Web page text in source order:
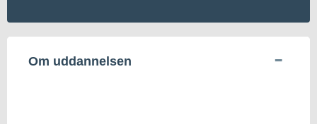
Om uddannelsen